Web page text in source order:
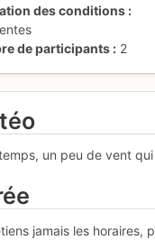
des conditions
de participants
2
un peu de vent
jamais les horaires,